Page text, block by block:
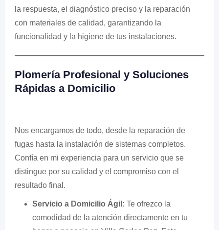
la respuesta, el diagnóstico preciso y la reparación
con materiales de calidad, garantizando la
funcionalidad y la higiene de tus instalaciones.
Plomería Profesional y Soluciones
Rápidas a Domicilio
Nos encargamos de todo, desde la reparación de
fugas hasta la instalación de sistemas completos.
Confía en mi experiencia para un servicio que se
distingue por su calidad y el compromiso con el
resultado final.
Servicio a Domicilio Ágil: Te ofrezco la
comodidad de la atención directamente en tu